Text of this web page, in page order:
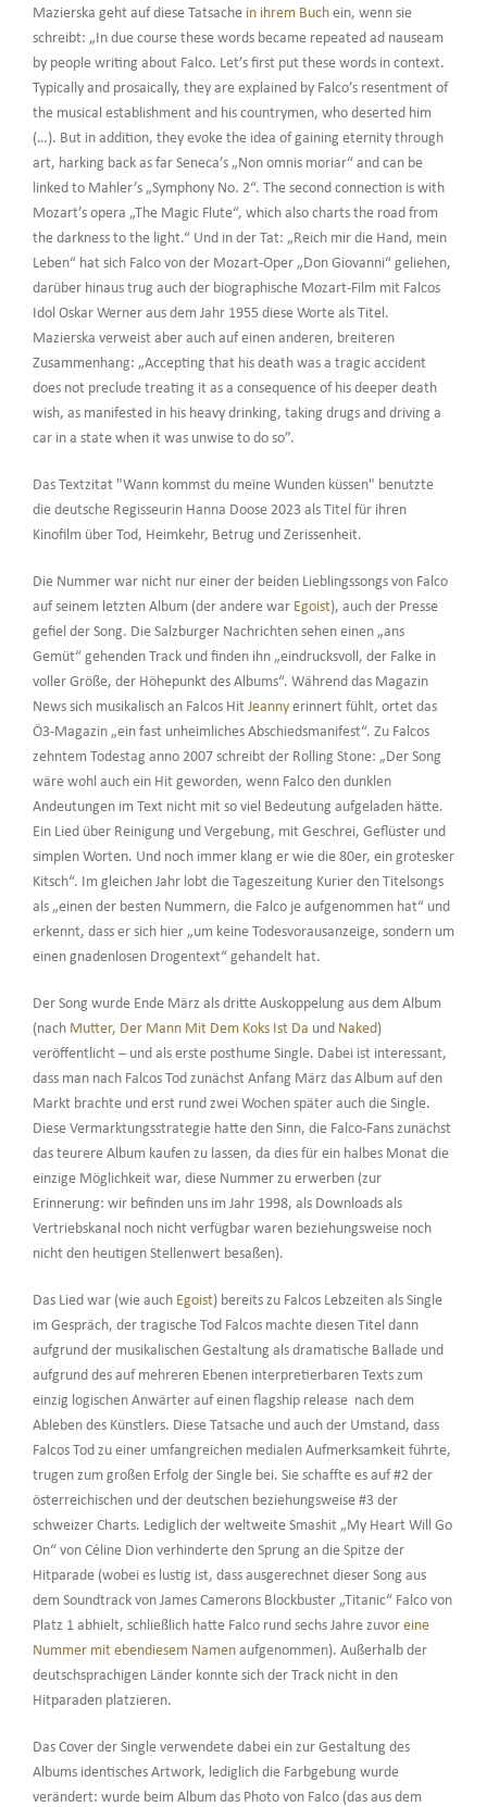
Mazierska geht auf diese Tatsache in ihrem Buchein, wenn sie
schreibt: „In due course these words became repeated ad nauseam
by people writing about Falco. Let’s first put these words in context.
Typically and prosaically, they are explained by Falco’s resentment of
the musical establishment and his countrymen, who deserted him
(…). But in addition, they evoke the idea of gaining eternity through
art, harking back as far Seneca’s „Non omnis moriar“ and can be
linked to Mahler’s „Symphony No. 2“. The second connection is with
Mozart’s opera „The Magic Flute“, which also charts the road from
the darkness to the light.“ Und in der Tat: „Reich mir die Hand, mein
Leben“ hat sich Falco von der Mozart-Oper „Don Giovanni“ geliehen,
darüber hinaus trug auch der biographische Mozart-Film mit Falcos
Idol Oskar Werner aus dem Jahr 1955 diese Worte als Titel.
Mazierska verweist aber auch auf einen anderen, breiteren
Zusammenhang: „Accepting that his death was a tragic accident
does not preclude treating it as a consequence of his deeper death
wish, as manifested in his heavy drinking, taking drugs and driving a
car in a state when it was unwise to do so”.
Das Textzitat "Wann kommst du meine Wunden küssen" benutzte
die deutsche Regisseurin Hanna Doose 2023 als Titel für ihren
Kinofilm über Tod, Heimkehr, Betrug und Zerissenheit.
Die Nummer war nicht nur einer der beiden Lieblingssongs von Falco
auf seinem letzten Album (der andere war Egoist), auch der Presse
gefiel der Song. Die Salzburger Nachrichten sehen einen „ans
Gemüt“ gehenden Track und finden ihn „eindrucksvoll, der Falke in
voller Größe, der Höhepunkt des Albums“. Während das Magazin
News sich musikalisch an Falcos Hit Jeannyerinnert fühlt, ortet das
Ö3-Magazin „ein fast unheimliches Abschiedsmanifest“. Zu Falcos
zehntem Todestag anno 2007 schreibt der Rolling Stone: „Der Song
wäre wohl auch ein Hit geworden, wenn Falco den dunklen
Andeutungen im Text nicht mit so viel Bedeutung aufgeladen hätte.
Ein Lied über Reinigung und Vergebung, mit Geschrei, Geflüster und
simplen Worten. Und noch immer klang er wie die 80er, ein grotesker
Kitsch“. Im gleichen Jahr lobt die Tageszeitung Kurier den Titelsongs
als „einen der besten Nummern, die Falco je aufgenommen hat“ und
erkennt, dass er sich hier „um keine Todesvorausanzeige, sondern um
einen gnadenlosen Drogentext“ gehandelt hat.
Der Song wurde Ende März als dritte Auskoppelung aus dem Album
(nach Mutter, Der Mann Mit Dem Koks Ist Da und Naked)
veröffentlicht – und als erste posthume Single. Dabei ist interessant,
dass man nach Falcos Tod zunächst Anfang März das Album auf den
Markt brachte und erst rund zwei Wochen später auch die Single.
Diese Vermarktungsstrategie hatte den Sinn, die Falco-Fans zunächst
das teurere Album kaufen zu lassen, da dies für ein halbes Monat die
einzige Möglichkeit war, diese Nummer zu erwerben (zur
Erinnerung: wir befinden uns im Jahr 1998, als Downloads als
Vertriebskanal noch nicht verfügbar waren beziehungsweise noch
nicht den heutigen Stellenwert besaßen).
Das Lied war (wie auch Egoist) bereits zu Falcos Lebzeiten als Single
im Gespräch, der tragische Tod Falcos machte diesen Titel dann
aufgrund der musikalischen Gestaltung als dramatische Ballade und
aufgrund des auf mehreren Ebenen interpretierbaren Texts zum
einzig logischen Anwärter auf einen flagship release nach dem
Ableben des Künstlers. Diese Tatsache und auch der Umstand, dass
Falcos Tod zu einer umfangreichen medialen Aufmerksamkeit führte,
trugen zum großen Erfolg der Single bei. Sie schaffte es auf #2 der
österreichischen und der deutschen beziehungsweise #3 der
schweizer Charts. Lediglich der weltweite Smashit „My Heart Will Go
On“ von Céline Dion verhinderte den Sprung an die Spitze der
Hitparade (wobei es lustig ist, dass ausgerechnet dieser Song aus
dem Soundtrack von James Camerons Blockbuster „Titanic“ Falco von
Platz 1 abhielt, schließlich hatte Falco rund sechs Jahre zuvor eine
Nummer mit ebendiesem Namenaufgenommen). Außerhalb der
deutschsprachigen Länder konnte sich der Track nicht in den
Hitparaden platzieren.
Das Cover der Single verwendete dabei ein zur Gestaltung des
Albums identisches Artwork, lediglich die Farbgebung wurde
verändert: wurde beim Album das Photo von Falco (das aus dem